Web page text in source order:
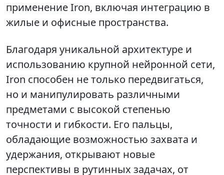
применение Iron, включая интеграцию в
жилые и офисные пространства.
Благодаря уникальной архитектуре и
использованию крупной нейронной сети,
Iron способен не только передвигаться,
но и манипулировать различными
предметами с высокой степенью
точности и гибкости. Его пальцы,
обладающие возможностью захвата и
удержания, открывают новые
перспективы в рутинных задачах, от